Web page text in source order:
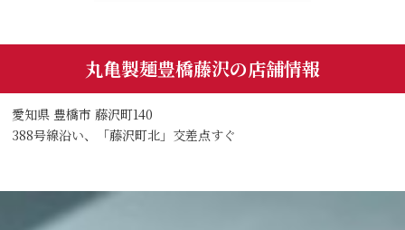
丸亀製麺豊橋藤沢の店舗情報
愛知県 豊橋市 藤沢町140
388号線沿い、「藤沢町北」交差点すぐ